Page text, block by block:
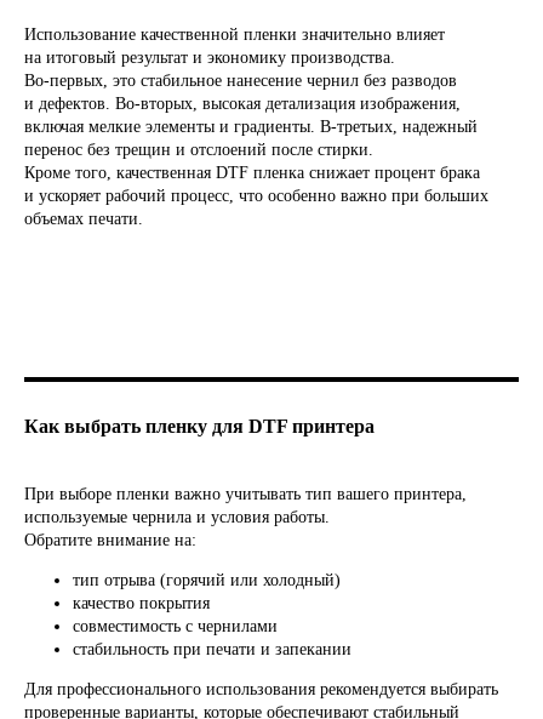
Использование качественной пленки значительно влияет
на итоговый результат и экономику производства.
Во-первых, это стабильное нанесение чернил без разводов
и дефектов. Во-вторых, высокая детализация изображения,
включая мелкие элементы и градиенты. В-третьих, надежный
перенос без трещин и отслоений после стирки.
Кроме того, качественная DTF пленка снижает процент брака
и ускоряет рабочий процесс, что особенно важно при больших
объемах печати.
Как выбрать пленку для DTF принтера
При выборе пленки важно учитывать тип вашего принтера,
используемые чернила и условия работы.
Обратите внимание на:
тип отрыва (горячий или холодный)
качество покрытия
совместимость с чернилами
стабильность при печати и запекании
Для профессионального использования рекомендуется выбирать
проверенные варианты, которые обеспечивают стабильный
БЕСПЛАТНЫЙ ГАЙД
ВВЕДИ ДАННЫЕ И ГАЙД ПРИДЕТ
НА ПОЧТУ